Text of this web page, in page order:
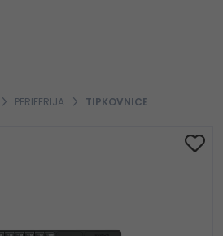
PERIFERIJA TIPKOVNICE